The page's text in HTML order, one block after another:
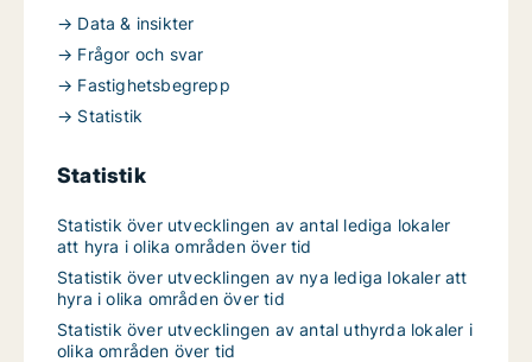
→ Data & insikter
→ Frågor och svar
→ Fastighetsbegrepp
→ Statistik
Statistik
Statistik över utvecklingen av antal lediga lokaler
att hyra i olika områden över tid
Statistik över utvecklingen av nya lediga lokaler att
hyra i olika områden över tid
Statistik över utvecklingen av antal uthyrda lokaler i
olika områden över tid